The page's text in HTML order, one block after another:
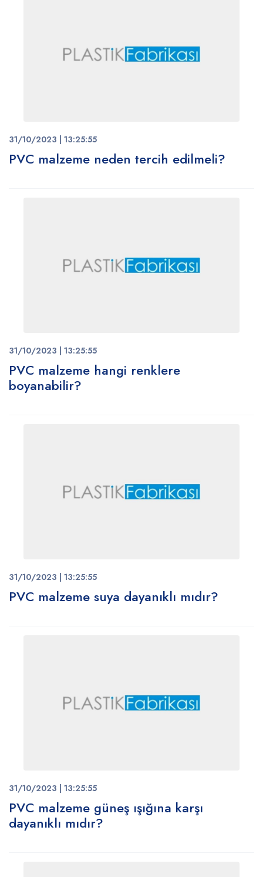
31/10/2023 | 13:25:55
PVC malzeme neden tercih edilmeli?
31/10/2023 | 13:25:55
PVC malzeme hangi renklere
boyanabilir?
31/10/2023 | 13:25:55
PVC malzeme suya dayanıklı mıdır?
31/10/2023 | 13:25:55
PVC malzeme güneş ışığına karşı
dayanıklı mıdır?